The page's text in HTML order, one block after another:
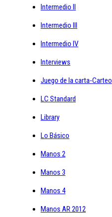
Intermedio II
Intermedio III
Intermedio IV
Interviews
Juego de la carta-Carteo
LC Standard
Library
Lo Básico
Manos 2
Manos 3
Manos 4
Manos AR 2012